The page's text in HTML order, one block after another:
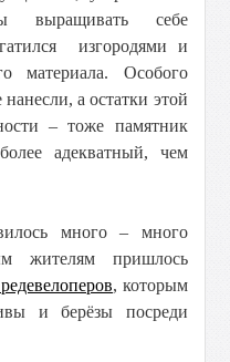
выращивать себе
изгородями и
материала. Особого
а остатки этой
– тоже памятник
адекватный, чем
много – много
жителям пришлось
, которым
и берёзы посреди